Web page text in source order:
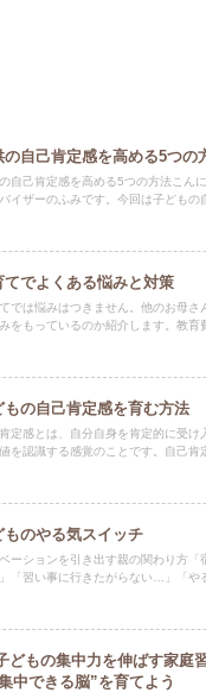
の自己肯定感を高める5つの
自己肯定感を高める5つの方法こん
イザーのふみです。今回は子どもの
てでよくある悩みと対策
では悩みはつきません。他のお母さ
をもっているのか紹介します。教育
もの自己肯定感を育む方法
定感とは、自分自身を肯定的に受け
を認識する感覚のことです。自己肯
ものやる気スイッチ
ーションを引き出す親の関わり方「
「習い事に行きたがらない…」「や
どもの集中力を伸ばす家庭
中できる脳”を育てよう